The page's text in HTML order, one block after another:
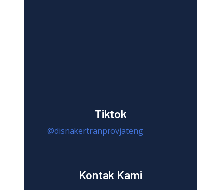
Tiktok
@disnakertranprovjateng
Kontak Kami